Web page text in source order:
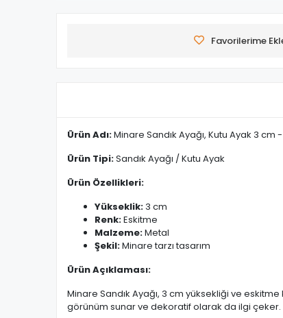
Favorilerime
Ürün Adı:Minare Sandık Ayağı, Kutu Ayak 3 cm
Ürün Tipi:Sandık Ayağı / Kutu Ayak
Ürün Özellikleri:
Yükseklik:3 cm
Renk:Eskitme
Malzeme:Metal
Şekil:Minare tarzı tasarım
Ürün Açıklaması:
Minare Sandık Ayağı, 3 cm yüksekliği ve
görünüm sunar ve dekoratif olarak da ilgi çeker.